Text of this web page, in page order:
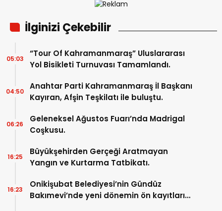
İlginizi Çekebilir
“Tour Of Kahramanmaraş” Uluslararası
Yol Bisikleti Turnuvası Tamamlandı.
05:03
Anahtar Parti Kahramanmaraş İl Başkanı
Kayıran, Afşin Teşkilatı ile buluştu.
04:50
Geleneksel Ağustos Fuarı’nda Madrigal
Coşkusu.
06:26
Büyükşehirden Gerçeği Aratmayan
Yangın ve Kurtarma Tatbikatı.
16:25
Onikişubat Belediyesi’nin Gündüz
Bakımevi’nde yeni dönemin ön kayıtları
16:23